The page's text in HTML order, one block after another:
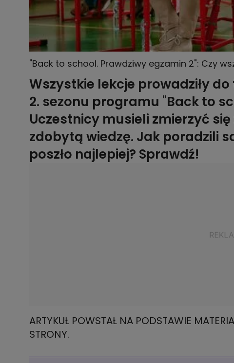
"Back to school. Prawdziwy egzamin 2": Czy
Znamy wyniki! [FINAŁ]
Wszystkie lekcje prowadziły
2. sezonu programu "Back to
Uczestnicy musieli zmierzyć
zdobytą wiedzę. Jak poradzili
poszło najlepiej? Sprawdź!
ARTYKUŁ POWSTAŁ NA PODSTAWIE
STRONY.